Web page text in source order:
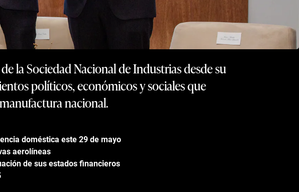
la Sociedad Nacional de Industrias desde su
políticos, económicos y sociales que
nacional.
doméstica este 29 de mayo
aerolíneas
de sus estados financieros